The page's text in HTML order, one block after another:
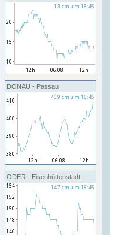
DONAU - Passau
ODER - Eisenhüttenstadt